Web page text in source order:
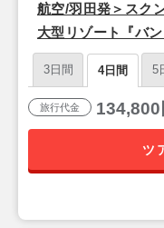
航空/羽田発＞スク
大型リゾート『バ
ンズパーク』バン
3日間 4日間 5
旅行代金 134,800
ツ